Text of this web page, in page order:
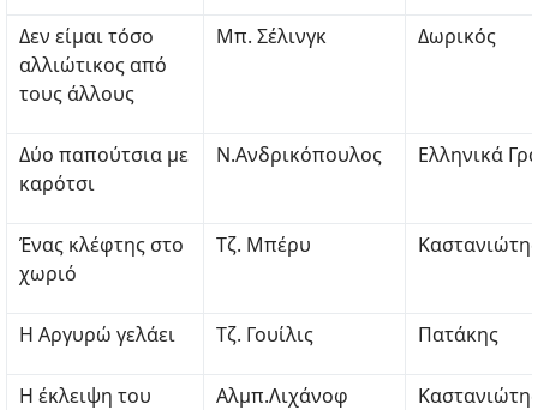
Δεν είμαι τόσο
αλλιώτικος από
τους άλλους
Μπ. Σέλινγκ Δωρικός
Δύο παπούτσια με
καρότσι
Ν.Ανδρικόπουλος Ελληνικά
Ένας κλέφτης στο
χωριό
Τζ. Μπέρυ
Η Αργυρώ γελάει Τζ. Γουίλις Πατάκης
Η έκλειψη του
Αλμπ.Λιχάνοφ